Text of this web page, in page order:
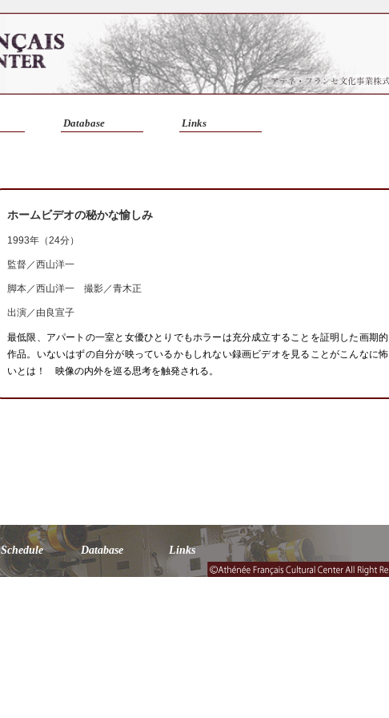
Database Links
ホームビデオの秘かな愉しみ
1993年（24分）
監督／西山洋一
脚本／西山洋一 撮影／青木正
出演／由良宣子
最低限、アパートの一室と女優ひとりでもホラーは充分成立することを証明した画期的
作品。いないはずの自分が映っているかもしれない録画ビデオを見ることがこんなに怖
いとは！ 映像の内外を巡る思考を触発される。
Schedule Database Links